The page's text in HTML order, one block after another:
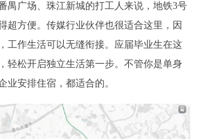
禺广场、珠江新城的打工人来说，地铁3号
超方便。传媒行业伙伴也很适合这里，因
工作生活可以无缝衔接。应届毕业生在这
轻松开启独立生活第一步。不管你是单身
业安排住宿，都适合的。